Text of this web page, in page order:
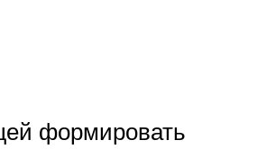
формировать